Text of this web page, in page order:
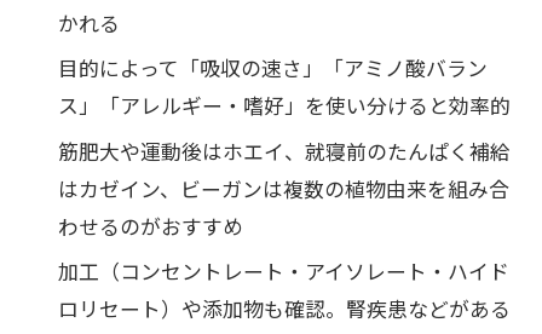
かれる
目的によって「吸収の速さ」「アミノ酸バラン
ス」「アレルギー・嗜好」を使い分けると効率的
筋肥大や運動後はホエイ、就寝前のたんぱく補給
はカゼイン、ビーガンは複数の植物由来を組み合
わせるのがおすすめ
加工（コンセントレート・アイソレート・ハイド
ロリセート）や添加物も確認。腎疾患などがある